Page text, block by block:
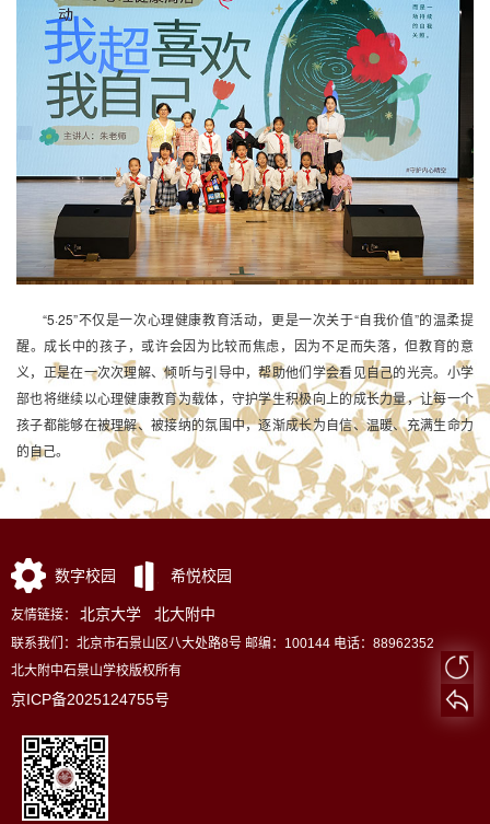
“5·25”不仅是一次心理健康教育活动，更是一次关于“自我价值”的温柔提
醒。成长中的孩子，或许会因为比较而焦虑，因为不足而失落，但教育的意
义，正是在一次次理解、倾听与引导中，帮助他们学会看见自己的光亮。小学
部也将继续以心理健康教育为载体，守护学生积极向上的成长力量，让每一个
孩子都能够在被理解、被接纳的氛围中，逐渐成长为自信、温暖、充满生命力
的自己。
数字校园 希悦校园
友情链接： 北京大学 北大附中
联系我们：北京市石景山区八大处路8号 邮编：100144 电话：88962352
北大附中石景山学校版权所有
京ICP备2025124755号